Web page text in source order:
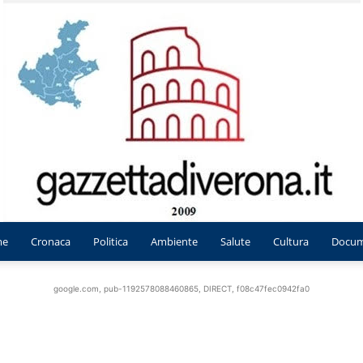
Cronaca Politica Ambiente Salute Cultura
google.com, pub-1192578088460865, DIRECT, f08c47fec0942fa0